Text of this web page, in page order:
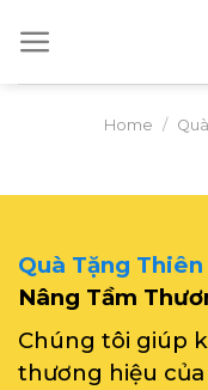
Home /
Quà Tặng
Nâng Tầm
Chúng tôi giúp
thương hiệu